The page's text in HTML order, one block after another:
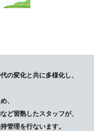
の変化と共に多様化し、
、
ど習熟したスタッフが、
管理を行ないます。